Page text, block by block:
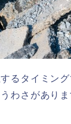
るタイミン
わさがありま